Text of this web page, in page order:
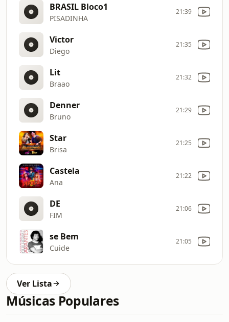
BRASIL Bloco1
PISADINHA
21:39
Victor
Diego
21:35
Lit
Braao
21:32
Denner
Bruno
21:29
Star
Brisa
21:25
Castela
Ana
21:22
DE
FIM
21:06
se Bem
Cuide
21:05
Ver Lista
Músicas Populares